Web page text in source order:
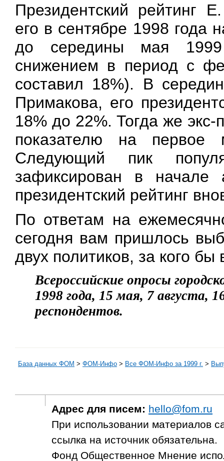
Президентский рейтинг
его в сентябре 1998 года
до середины мая
снижением в период с
составил 18%). В
Примакова, его
18% до 22%. Тогда же
показателю на первое
Следующий пик
зафиксирован в начале
президентский рейтинг
По ответам на
сегодня вам пришлось
двух политиков, за кого
Всероссийские опросы
1998 года, 15 мая, 7 августа,
респондентов.
База данных ФОМ > ФOM-Инфо > Все ФОМ-Инфо за 1999 г. >
Адрес для писем: hello@fom.ru
При использовании материалов
ссылка на источник обязательна.
Фонд Общественное Мнение